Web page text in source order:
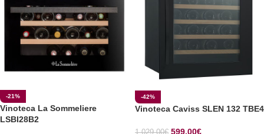
-21%
Vinoteca La Sommeliere
LSBI28B2
-42%
Vinoteca Caviss SLEN 132 TBE4
1.029,00€ 599,00€